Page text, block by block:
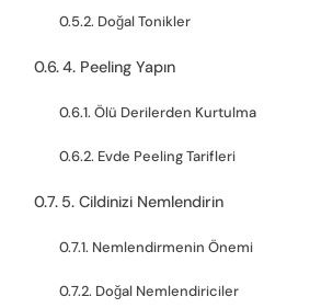
Doğal Tonikler
4. Peeling Yapın
Ölü Derilerden Kurtulma
Evde Peeling Tarifleri
5. Cildinizi Nemlendirin
Nemlendirmenin Önemi
Doğal Nemlendiriciler